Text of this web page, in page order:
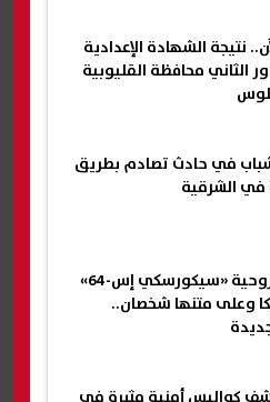
نتيجة الشهادة الإعدادية
الدور الثاني محافظة القليوبية
3 شباب في حادث تصادم بطريق
في الشرقية
تحطم مروحية «سيكورسكي إس-64»
وعلى متنها شخصان..